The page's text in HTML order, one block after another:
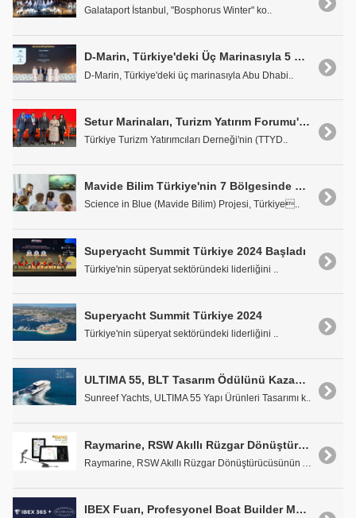
Galataport İstanbul, "Bosphorus Winter" ko..
D-Marin, Türkiye'deki Üç Marinasıyla 5 Ödül Kazandı
D-Marin, Türkiye'deki üç marinasıyla Abu Dhabi..
Setur Marinaları, Turizm Yatırım Forumu'nda Yerini Aldı
Türkiye Turizm Yatırımcıları Derneği'nin (TTYD..
Mavide Bilim Türkiye'nin 7 Bölgesinde Öğrencilerle Buluşuyor
Science in Blue (Mavide Bilim) Projesi, Türkiye..
Superyacht Summit Türkiye 2024 Başladı
Türkiye'nin süperyat sektöründeki liderliğini ..
Superyacht Summit Türkiye 2024
Türkiye'nin süperyat sektöründeki liderliğini ..
ULTIMA 55, BLT Tasarım Ödülünü Kazandı
Sunreef Yachts, ULTIMA 55 Yapı Ürünleri Tasarımı k..
Raymarine, RSW Akıllı Rüzgar Dönüştürücüsü ile DAME Tasarım Ödülünü Kazandı
Raymarine, RSW Akıllı Rüzgar Dönüştürücüsünün Amst..
IBEX Fuarı, Profesyonel Boat Builder Magazin'i Satın Aldı